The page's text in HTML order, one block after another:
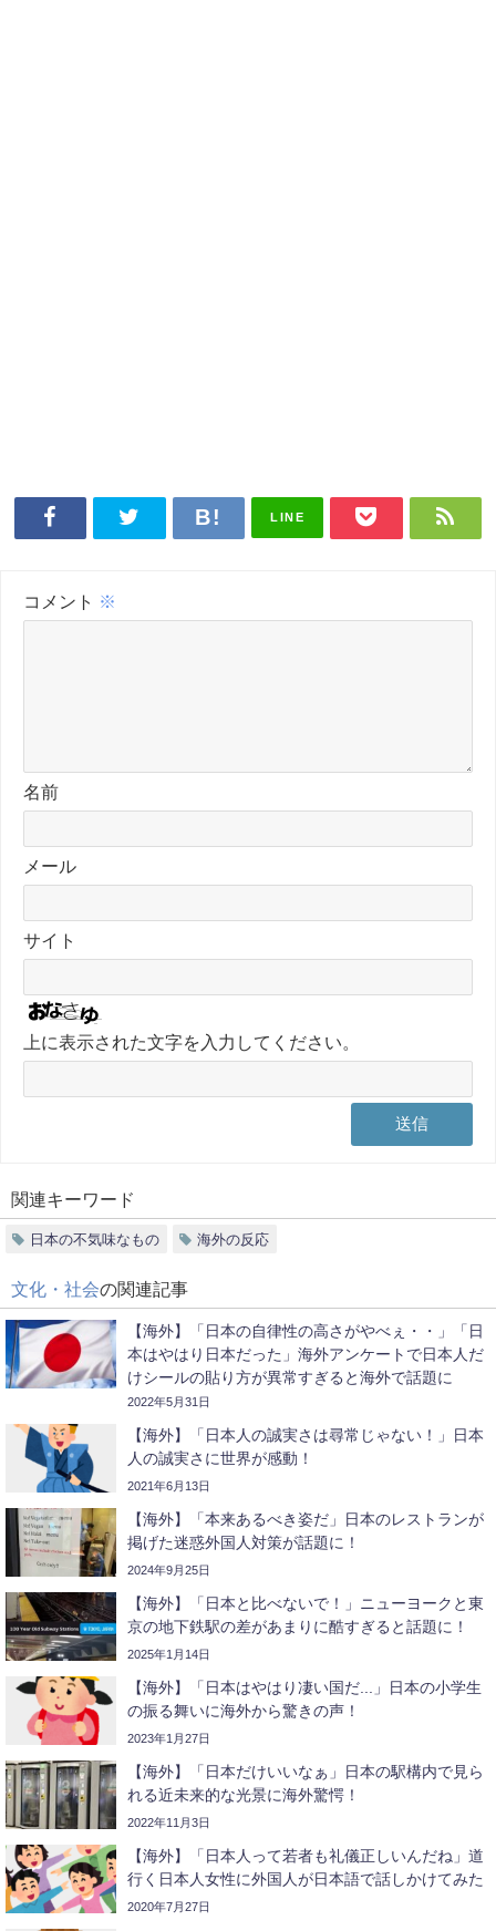
LINE
コメント ※
名前
メール
サイト
上に表示された文字を入力してください。
関連キーワード
日本の不気味なもの 海外の反応
文化・社会の関連記事
【海外】「日本の自律性の高さがやべぇ・・」「日
本はやはり日本だった」海外アンケートで日本人だ
けシールの貼り方が異常すぎると海外で話題に
2022年5月31日
【海外】「日本人の誠実さは尋常じゃない！」日本
人の誠実さに世界が感動！
2021年6月13日
【海外】「本来あるべき姿だ」日本のレストランが
掲げた迷惑外国人対策が話題に！
2024年9月25日
【海外】「日本と比べないで！」ニューヨークと東
京の地下鉄駅の差があまりに酷すぎると話題に！
2025年1月14日
【海外】「日本はやはり凄い国だ...」日本の小学生
の振る舞いに海外から驚きの声！
2023年1月27日
【海外】「日本だけいいなぁ」日本の駅構内で見ら
れる近未来的な光景に海外驚愕！
2022年11月3日
【海外】「日本人って若者も礼儀正しいんだね」道
行く日本人女性に外国人が日本語で話しかけてみた
2020年7月27日